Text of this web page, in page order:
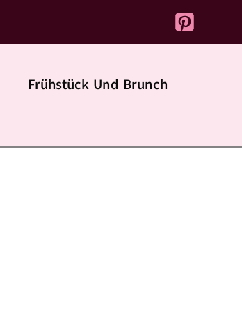
Frühstück Und Brunch